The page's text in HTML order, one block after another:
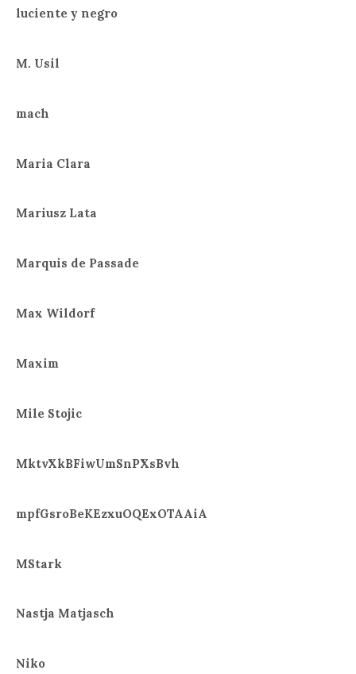
luciente y negro
M. Usil
mach
Maria Clara
Mariusz Lata
Marquis de Passade
Max Wildorf
Maxim
Mile Stojic
MktvXkBFiwUmSnPXsBvh
mpfGsroBeKEzxuOQExOTAAiA
MStark
Nastja Matjasch
Niko